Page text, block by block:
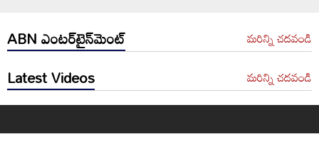
ABN ఎంటర్‌టైన్‌మెంట్ మరిన్ని చదవండి
Latest Videos మరిన్ని చదవండి